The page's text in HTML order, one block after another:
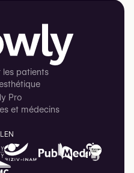
les patients
Pro
et médecins
EN